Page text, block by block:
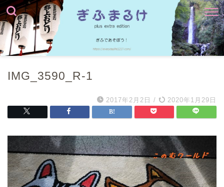
IMG_3590_R-1
2017年2月2日 / 2020年1月29日